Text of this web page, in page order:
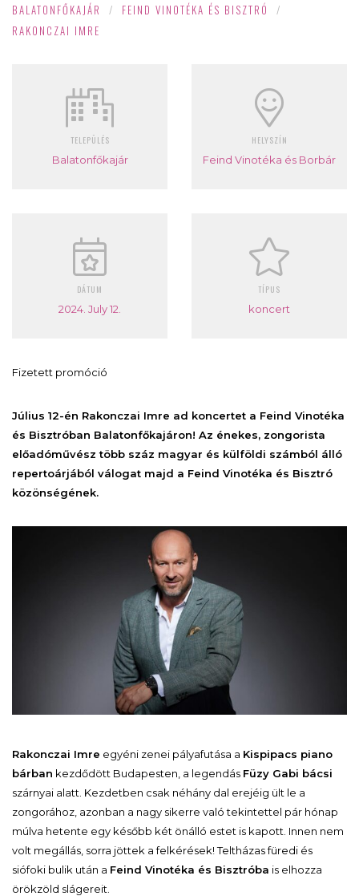
BALATONFŐKAJÁR / FEIND VINOTÉKA ÉS BISZTRÓ
/
RAKONCZAI IMRE
TELEPÜLÉS
Balatonfőkajár
HELYSZÍN
Feind Vinotéka és Borbár
DÁTUM
2024. July 12.
TÍPUS
koncert
Fizetett promóció
Július 12-én Rakonczai Imre ad koncertet a Feind Vinotéka
és Bisztróban Balatonfőkajáron! Az énekes, zongorista
előadóművész több száz magyar és külföldi számból álló
repertoárjából válogat majd a Feind Vinotéka és Bisztró
közönségének.
Rakonczai Imre egyéni zenei pályafutása a Kispipacs piano
bárban kezdődött Budapesten, a legendás Füzy Gabi bácsi
szárnyai alatt. Kezdetben csak néhány dal erejéig ült le a
zongorához, azonban a nagy sikerre való tekintettel pár hónap
múlva hetente egy később két önálló estet is kapott. Innen nem
volt megállás, sorra jöttek a felkérések! Teltházas füredi és
siófoki bulik után a Feind Vinotéka és Bisztróba is elhozza
örökzöld slágereit.